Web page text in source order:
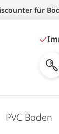
für
PVC Boden